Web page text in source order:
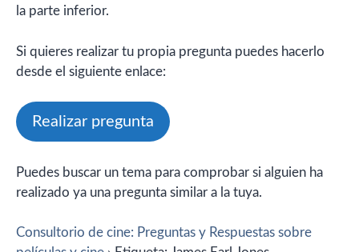
la parte inferior.
Si quieres realizar tu propia pregunta puedes hacerlo
desde el siguiente enlace:
Realizar pregunta
Puedes buscar un tema para comprobar si alguien ha
realizado ya una pregunta similar a la tuya.
Consultorio de cine: Preguntas y Respuestas sobre